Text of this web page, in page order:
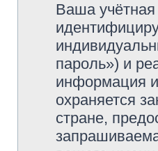
Ваша учётная
пароль») и
информация
охраняется
стране,